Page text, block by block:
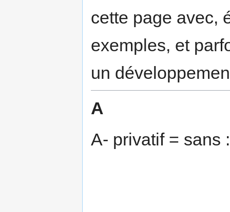
cette page avec,
exemples, et
un
A
A- privatif = sans